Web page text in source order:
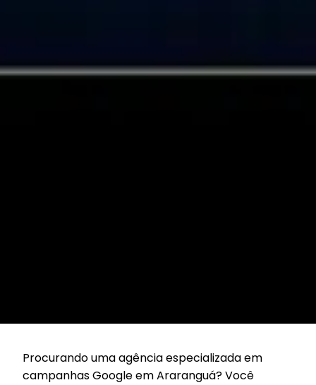
Procurando uma agência especializada em
campanhas Google em Araranguá? Você